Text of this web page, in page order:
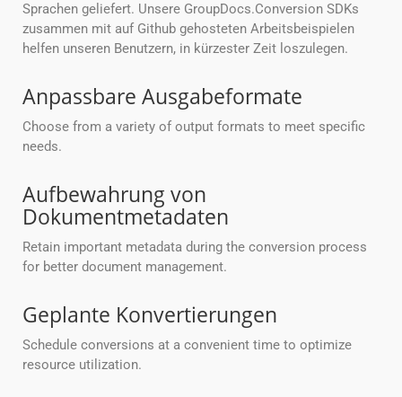
Sprachen geliefert. Unsere GroupDocs.Conversion SDKs
zusammen mit auf Github gehosteten Arbeitsbeispielen
helfen unseren Benutzern, in kürzester Zeit loszulegen.
Anpassbare Ausgabeformate
Choose from a variety of output formats to meet specific
needs.
Aufbewahrung von
Dokumentmetadaten
Retain important metadata during the conversion process
for better document management.
Geplante Konvertierungen
Schedule conversions at a convenient time to optimize
resource utilization.